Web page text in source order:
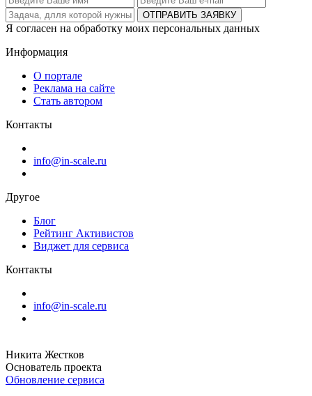
ОТПРАВИТЬ ЗАЯВКУ
Я согласен на обработку моих персональных данных
Информация
О портале
Реклама на сайте
Стать автором
Контакты
info@in-scale.ru
Другое
Блог
Рейтинг Активистов
Виджет для сервиса
Контакты
info@in-scale.ru
Никита Жестков
Основатель проекта
Обновление сервиса